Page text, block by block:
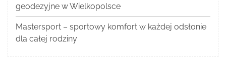
geodezyjne w Wielkopolsce
Mastersport – sportowy komfort w każdej odsłonie
dla całej rodziny